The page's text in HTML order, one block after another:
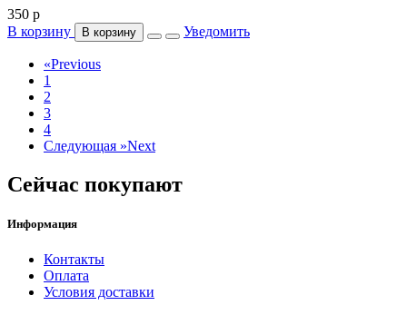
350 p
В корзину
В корзину Уведомить
«Previous
1
2
3
4
Следующая »Next
Сейчас покупают
Информация
Контакты
Оплата
Условия доставки